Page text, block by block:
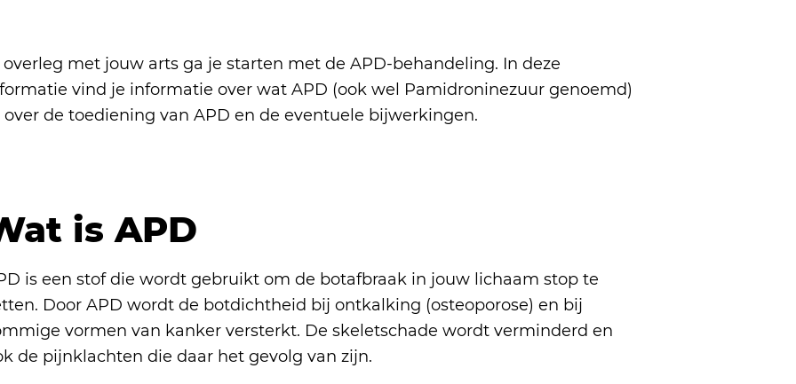
overleg met jouw arts ga je starten met de APD-behandeling. In deze
vind je informatie over wat APD (ook wel Pamidroninezuur genoemd)
over de toediening van APD en de eventuele bijwerkingen.
is APD
is een stof die wordt gebruikt om de botafbraak in jouw lichaam stop te
Door APD wordt de botdichtheid bij ontkalking (osteoporose) en bij
vormen van kanker versterkt. De skeletschade wordt verminderd en
de pijnklachten die daar het gevolg van zijn.